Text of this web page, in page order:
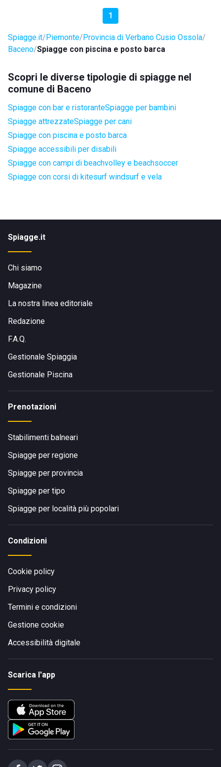
1
Spiagge.it Piemonte Provincia di Verbano Cusio Ossola
Baceno Spiagge con piscina e posto barca
Scopri le diverse tipologie di spiagge nel
comune di Baceno
Spiagge con bar e ristoranteSpiagge per bambini
Spiagge attrezzateSpiagge per cani
Spiagge con piscina e posto barca
Spiagge accessibili per disabili
Spiagge con campi di beachvolley e beachsoccer
Spiagge con corsi di kitesurf windsurf e vela
Spiagge.it
Chi siamo
Magazine
La nostra linea editoriale
Redazione
F.A.Q.
Gestionale Spiaggia
Gestionale Piscina
Prenotazioni
Stabilimenti balneari
Spiagge per regione
Spiagge per provincia
Spiagge per tipo
Spiagge per località più popolari
Condizioni
Cookie policy
Privacy policy
Termini e condizioni
Gestione cookie
Accessibilità digitale
Scarica l'app